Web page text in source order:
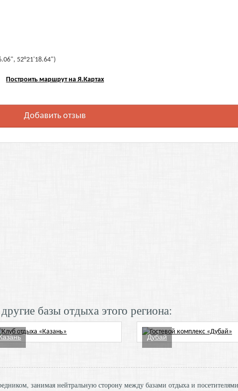
52°21'18.64")
Построить маршрут на Я.Картах
Добавить отзыв
базы отдыха этого региона:
Дубай
занимая нейтральную сторону между базами отдыха и